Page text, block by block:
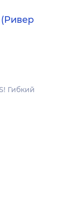
Гибкий